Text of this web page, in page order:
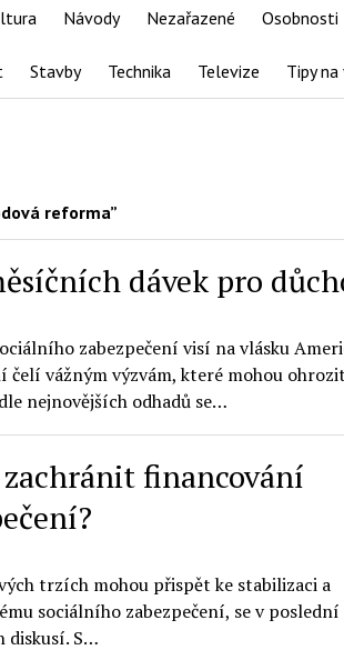
Návody Nezařazené Osobnosti
Stavby Technika Televize Tipy
reforma”
dávek pro
zabezpečení visí na vlásku
čelí vážným výzvám, které mohou
nejnovějších odhadů se…
financování
trzích mohou přispět ke stabilizaci a
sociálního zabezpečení, se v poslední
diskusí. S…